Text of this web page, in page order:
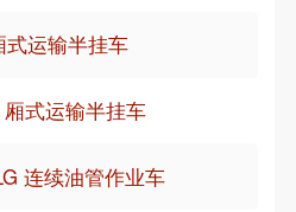
式运输半挂车
式运输半挂车
连续油管作业车